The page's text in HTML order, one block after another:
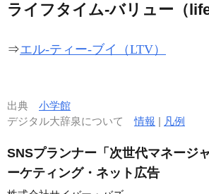
ライフタイム‐バリュー（
⇒エル‐ティー‐ブイ（LTV）
出典 小学館
デジタル大辞泉について情報 | 凡例
SNSプランナー「次世代マネージ
ーケティング・ネット広告